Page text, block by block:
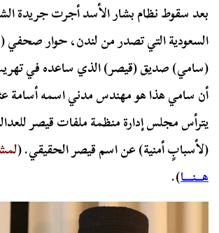
بعد سقوط نظام بشار الأسد أجرت جريدة
السعودية التي تصدر من لندن، حوار
(سامي) صديق (قيصر) الذي ساعده في
أن سامي هذا هو مهندس مدني اسمه أسامة
يترأس مجلس إدارة منظمة ملفات قيصر
(لأسبابٍ أمنية) عن اسم قيصر الحقيقي. (
هـــنــــا).